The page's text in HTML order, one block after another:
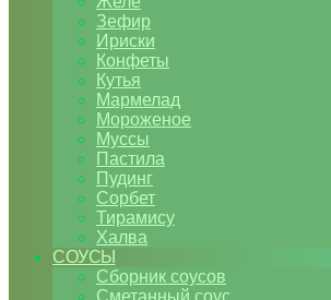
Зефир
Ириски
Конфеты
Кутья
Мармелад
Мороженое
Муссы
Пастила
Пудинг
Сорбет
Тирамису
Халва
СОУСЫ
Сборник соусов
Сметанный соус